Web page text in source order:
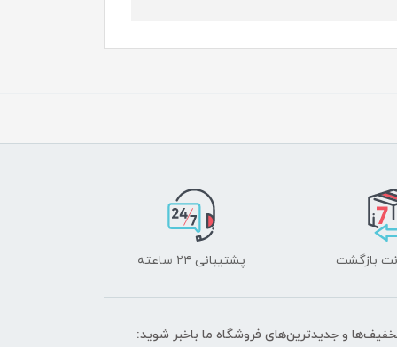
پشتیبانی ۲۴ ساعته
و جدیدترین‌های فروشگاه ما باخبر شوید: